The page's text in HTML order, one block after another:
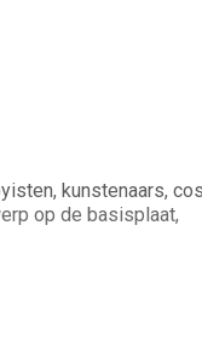
kunstenaars,
op de basisplaat,